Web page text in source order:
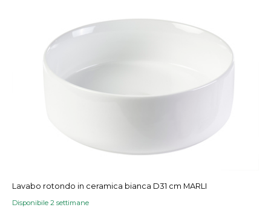
Lavabo rotondo in ceramica bianca D31 cm MARLI
Disponibile 2 settimane